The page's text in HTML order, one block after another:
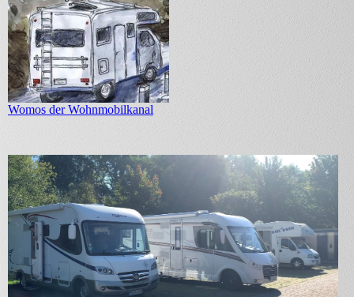
Womos der Wohnmobilkanal